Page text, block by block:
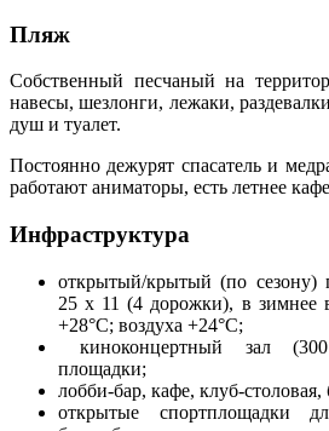
Пляж
Собственный песчаный на
навесы, шезлонги, лежаки,
душ и туалет.
Постоянно дежурят спасатель и
работают аниматоры, есть летнее
Инфраструктура
открытый/крытый (по сезону)
25 х 11 (4 дорожки), в зимнее
+28°С; воздуха +24°С;
киноконцертный зал (300
площадки;
лобби-бар, кафе, клуб-столовая,
открытые спортплощадки